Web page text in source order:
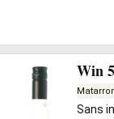
Win
Sans